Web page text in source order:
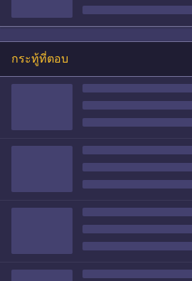
กระทู้ที่ตอบ